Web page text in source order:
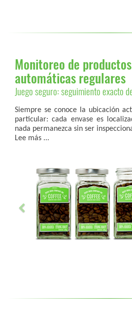
Monitoreo de
automáticas regulares
Juego seguro: seguimiento exacto
Siempre se conoce la ubicación
particular: cada envase es
nada permanezca sin ser
Lee más ...